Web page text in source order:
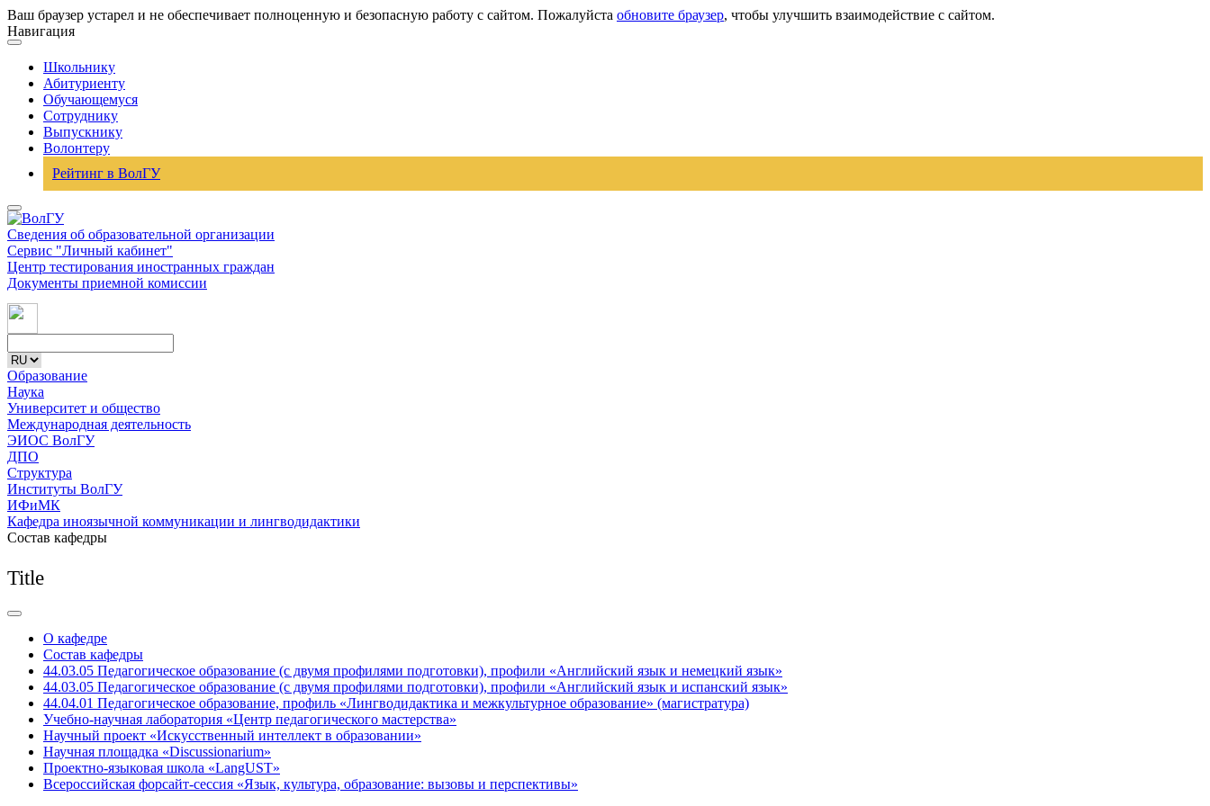
Ваш браузер устарел и не обеспечивает полноценную и безопасную работу с сайтом. Пожалуйста обновите браузер, чтобы улучшить взаимодействие с сайтом.
Навигация
Школьнику
Абитуриенту
Обучающемуся
Сотруднику
Выпускнику
Волонтеру
Рейтинг в ВолГУ
Сведения об образовательной организации
Сервис "Личный кабинет"
Центр тестирования иностранных граждан
Документы приемной комиссии
Образование
Наука
Университет и общество
Международная деятельность
ЭИОС ВолГУ
ДПО
Структура
Институты ВолГУ
ИФиМК
Кафедра иноязычной коммуникации и лингводидактики
Состав кафедры
Title
О кафедре
Состав кафедры
44.03.05 Педагогическое образование (с двумя профилями подготовки), профили «Английский язык и немецкий язык»
44.03.05 Педагогическое образование (с двумя профилями подготовки), профили «Английский язык и испанский язык»
44.04.01 Педагогическое образование, профиль «Лингводидактика и межкультурное образование» (магистратура)
Учебно-научная лаборатория «Центр педагогического мастерства»
Научный проект «Искусственный интеллект в образовании»
Научная площадка «Discussionarium»
Проектно-языковая школа «LangUST»
Всероссийская форсайт-сессия «Язык, культура, образование: вызовы и перспективы»